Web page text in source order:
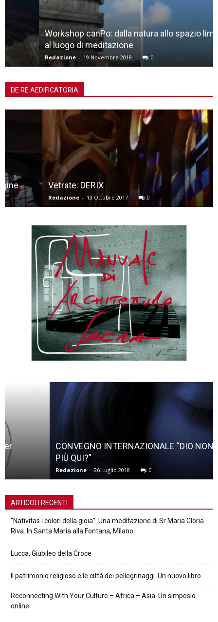
Workshop canPo: dalla natura allo spazio liminale,
al luogo di meditazione
Redazione - 19 Novembre 2018 0
DE RE AEDIFICATORIA
Vetrate: DERIX
Redazione 13 Ottobre 2017 0
CONVEGNO INTERNAZIONALE “DIO NON ABITA
26 Luglio 2018 0
ARTICOLI RECENTI
“Nativitas i colori della gioia”. Una meditazione di Sr Maria Gloria
Riva. In Santa Maria alla Fontana, Milano
Lucca, Giubileo della Croce
Il patrimonio religioso e le città dei pellegrinaggi. Un nuovo libro
Reconnecting With Your Culture – Africa – Asia. Un simposio
online